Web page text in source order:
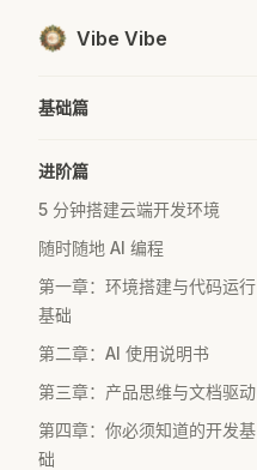
Skip to content
Vibe Vibe
基础篇
进阶篇
5 分钟搭建云端开发环境
随时随地 AI 编程
第一章：环境搭建与代码运行
基础
第二章：AI 使用说明书
第三章：产品思维与文档驱动
第四章：你必须知道的开发基
础